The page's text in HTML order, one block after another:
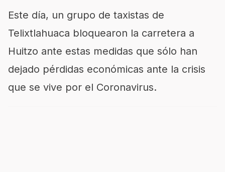
Este día, un grupo de taxistas de
Telixtlahuaca bloquearon la carretera a
Huitzo ante estas medidas que sólo han
dejado pérdidas económicas ante la crisis
que se vive por el Coronavirus.